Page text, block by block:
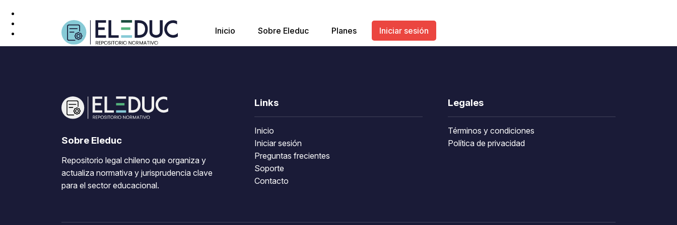
Inicio Sobre Eleduc Planes Iniciar sesión
Sobre Eleduc
Repositorio legal chileno que organiza y
actualiza normativa y jurisprudencia clave
para el sector educacional.
Links
Inicio
Iniciar sesión
Preguntas frecientes
Soporte
Contacto
Legales
Términos y condiciones
Política de privacidad